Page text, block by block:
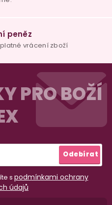
PRO BOŽÍ
s podmínkami ochrany
údajů
Odebírat